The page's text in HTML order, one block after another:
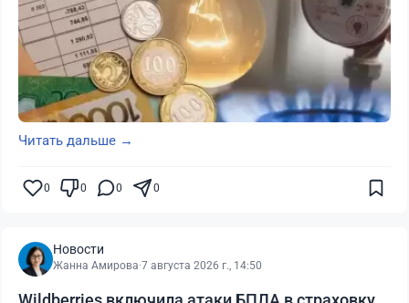
Читать дальше →
0 0 0 0
Новости
Жанна Амирова·7 августа 2026 г., 14:50